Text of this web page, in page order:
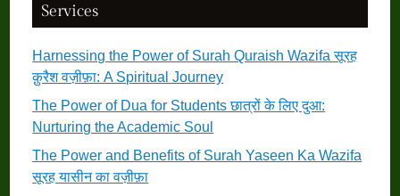
Services
Harnessing the Power of Surah Quraish Wazifa सूरह
क़ुरैश वज़ीफ़ा: A Spiritual Journey
The Power of Dua for Students छात्रों के लिए दुआ:
Nurturing the Academic Soul
The Power and Benefits of Surah Yaseen Ka Wazifa
सूरह यासीन का वज़ीफ़ा